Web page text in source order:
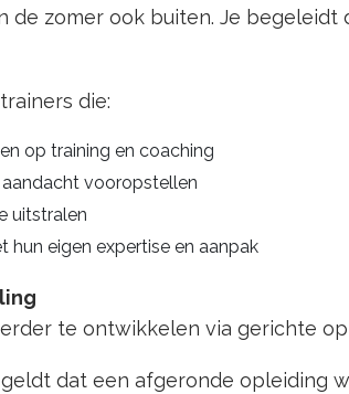
de zomer ook buiten. Je
die:
op training en coaching
vooropstellen
uitstralen
hun eigen expertise en aanpak
te ontwikkelen via gerichte
dat een afgeronde opleiding